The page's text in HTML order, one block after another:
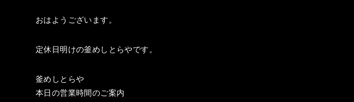
おはようございます。
定休日明けの釜めしとらやです。
釜めしとらや
本日の営業時間のご案内